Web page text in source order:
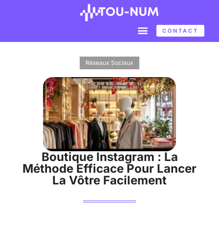
CONTACT
Réseaux Sociaux
Boutique Instagram : La
Méthode Efficace Pour Lancer
La Vôtre Facilement